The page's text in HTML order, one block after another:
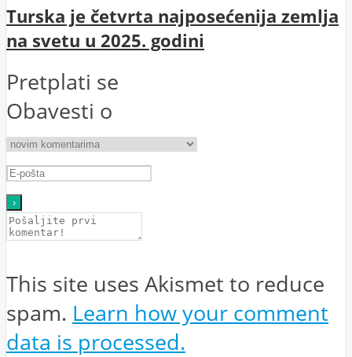
Turska je četvrta najposećenija zemlja
na svetu u 2025. godini
Pretplati se
Obavesti o
This site uses Akismet to reduce
spam. Learn how your comment
data is processed.